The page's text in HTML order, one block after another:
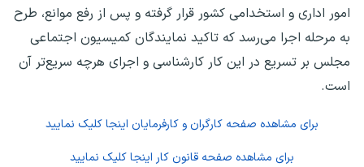
امور اداری و استخدامی کشور قرار گرفته و پس از رفع موانع، طرح
به مرحله اجرا می‌رسد که تاکید نمایندگان کمیسیون اجتماعی
مجلس بر تسریع در این کار کارشناسی و اجرای هرچه‌ سریع‌تر آن
است.
برای مشاهده صفحه کارگران و کارفرمایان اینجا کلیک نمایید
برای مشاهده صفحه قانون کار اینجا کلیک نمایید